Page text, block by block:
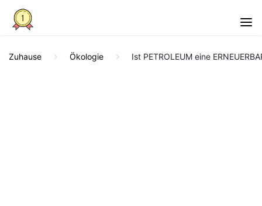
Zuhause Ökologie Ist PETROLEUM eine